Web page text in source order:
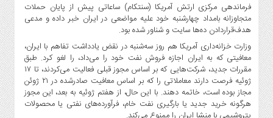
و
ارز
دیجیتال
کشاورزی
و
صنایع
غذایی
سیاسی
فرماندهی مرکزی ارتش آمریکا (سنتکام) ساعاتی پیش از پایان حملات
متجاوزانه بامداد چهارشنبه خود علیه مواضعی در ایران خبر داده و مدعی
هدف‌قراردادن ده‌ها سایت و شناور شده بود.
وزارت خزانه‌داری آمریکا هم روز سه‌شنبه در نقض یادداشت تفاهم‌ با ایران،
معافیتی که به ایران اجازه فروش نفت خود را می‌داد، را لغو کرد. طبق
مقررات جدید، شرکت‌هایی که بر اساس مجوز قبلی فعالیت می‌کردند، تا ۱۷
ژوئیه فرصت دارند معاملاتی را که بر اساس معافیت صادرشده در ۲۱ ژوئن
مجاز بوده است، خاتمه دهند. با این حال، از هفتم ژوئیه به بعد، این مجوز
هرگونه خرید جدید یا بارگیری نفت خام، فرآورده‌های نفتی یا محصولات